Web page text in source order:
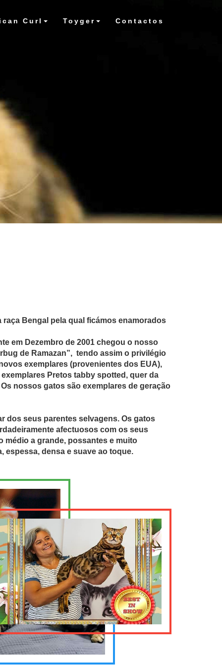
Curl Toyger Contactos
Bengal pela qual ficámos enamorados
em Dezembro de 2001 chegou o nosso
de Ramazan”, tendo assim o privilégio
exemplares (provenientes dos EUA),
Pretos tabby spotted, quer da
nossos gatos são exemplares de geração
dos seus parentes selvagens. Os gatos
afectuosos com os seus
médio a grande, possantes e muito
espessa, densa e suave ao toque.